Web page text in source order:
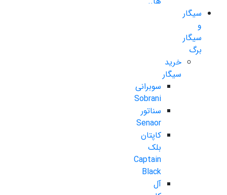
سیگار
و
سیگار
برگ
خرید
سیگار
سوبرانی
Sobrani
سناتور
Senaor
کاپتان
بلک
Captain
Black
آل